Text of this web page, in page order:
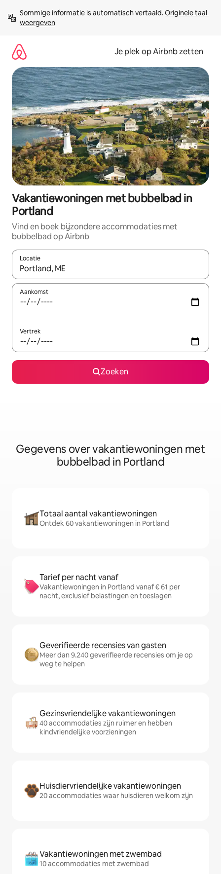
direct
naar
Sommige informatie is automatisch vertaald. Originele taal
weergeven
Je plek op Airbnb zetten
Vakantiewoningen met bubbelbad in
Portland
Vind en boek bijzondere accommodaties met
bubbelbad op Airbnb
Locatie
Wanneer er resultaten beschikbaar zijn, maak je een keuze
Aankomst
Vertrek
Zoeken
Gegevens over vakantiewoningen met
bubbelbad in Portland
Totaal aantal vakantiewoningen
Ontdek 60 vakantiewoningen in Portland
Tarief per nacht vanaf
Vakantiewoningen in Portland vanaf € 61 per
nacht, exclusief belastingen en toeslagen
Geverifieerde recensies van gasten
Meer dan 9.240 geverifieerde recensies om je op
weg te helpen
Gezinsvriendelijke vakantiewoningen
40 accommodaties zijn ruimer en hebben
kindvriendelijke voorzieningen
Huisdiervriendelijke vakantiewoningen
20 accommodaties waar huisdieren welkom zijn
Vakantiewoningen met zwembad
10 accommodaties met zwembad